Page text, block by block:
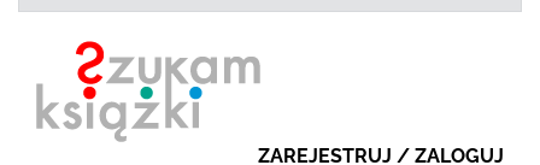
ZAREJESTRUJ / ZALOGUJ